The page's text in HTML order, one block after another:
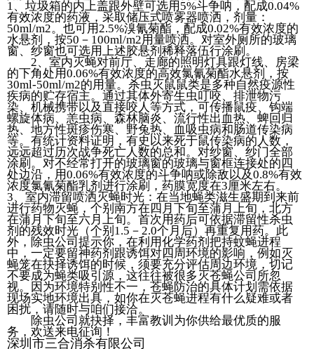
1、垃圾箱的内上盖跟外壁可选用5%斗争呐，配成0.04%
有效浓度的药液，采取储压式喷雾器喷洒，剂量：
50ml/m2。也可用2.5%溴氰菊酯，配成0.02%有效浓度的
水悬剂，按50－100ml/m2用量喷洒。对室外厕所的玻璃
窗、纱窗也可选用上述胶悬剂稀释落伍行涂刷。
2、室内灭蝇对前厅、走廊的照明灯具跟灯线、房梁
的下角处用0.06%有效浓度的高效氯氰菊酯水悬剂，按
30ml-50ml/m2的用量。杀虫灭鼠鼠类是多种自然疫源性
疾病的贮存宿主。通过其体外寄生虫叮咬、排泄物污
染、机械携带以及直接咬人等方式，可传播鼠疫、钩端
螺旋体病、恙虫病、森林脑炎、流行性出血热、蜱回归
热、地方性斑疹伤寒、野兔热、血吸虫病和肠道传染病
等。有统计资料证明，有史以来死于鼠传染病的人数，
远远超过历次战争死亡人数的总和。对纱窗、纱门全部
涂刷。对不经常打开的玻璃窗的玻璃与窗框连接处的四
处边沿，用0.06%有效浓度的斗争呐或除敌以及0.8%有效
浓度氯氰菊酯乳剂进行涂刷，药膜宽度在3厘米左右。
3、室内滞留喷洒灭蝇时光：在当地蝇类滋生盛期到来前
进行药物灭蝇，个别南方在四月下旬至蒲月上旬，北方
在蒲月下旬至六月上旬。首次用药后可依据滞留性杀虫
剂的残效时光（个别1.5－2.0个月后）再重复用药。此
外，除虫公司提示你，在利用化学药剂把持蚊蝇进程
中，一定要留神药剂跟诱饵对四周环境的影响，例如灭
蝇笼在抉择诱饵的时候，须要充分评估周边环境，切记
不要成为蝇类吸引源，这往往被很多灭苍蝇公司所忽
视。因为环境特别性不一，苍蝇防治的具体计划需依据
现场实地环境出具，如你在灭苍蝇进程有什么疑难或者
困扰，请随时与咱们接洽。
除虫公司就抉择，丰富教训为你供给最优质的服
务，欢送来电征询！
深圳市三合消杀有限公司